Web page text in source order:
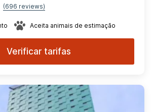
(696 reviews)
Aceita animais de estimação
Verificar tarifas